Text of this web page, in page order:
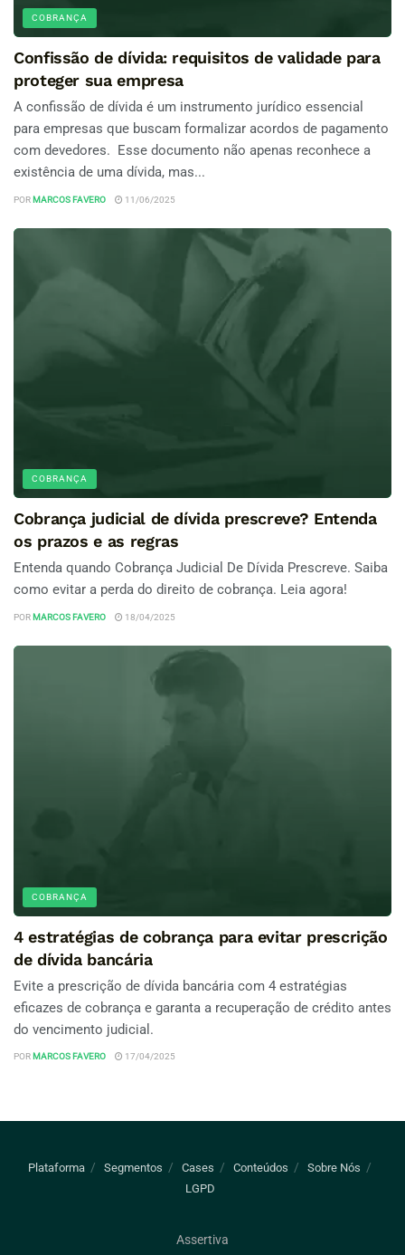
COBRANÇA
Confissão de dívida: requisitos de validade para
proteger sua empresa
A confissão de dívida é um instrumento jurídico essencial
para empresas que buscam formalizar acordos de pagamento
com devedores. Esse documento não apenas reconhece a
existência de uma dívida, mas...
POR MARCOS FAVERO 11/06/2025
COBRANÇA
Cobrança judicial de dívida prescreve? Entenda
os prazos e as regras
Entenda quando Cobrança Judicial De Dívida Prescreve. Saiba
como evitar a perda do direito de cobrança. Leia agora!
POR MARCOS FAVERO 18/04/2025
COBRANÇA
4 estratégias de cobrança para evitar prescrição
de dívida bancária
Evite a prescrição de dívida bancária com 4 estratégias
eficazes de cobrança e garanta a recuperação de crédito antes
do vencimento judicial.
POR MARCOS FAVERO 17/04/2025
Plataforma Segmentos Cases Conteúdos
Sobre Nós
LGPD
Assertiva